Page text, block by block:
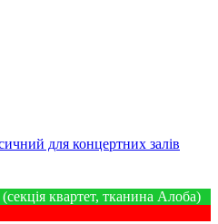
для концертних залів
квартет, тканина Алоба)